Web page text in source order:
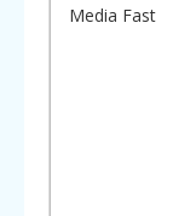
Media Fast